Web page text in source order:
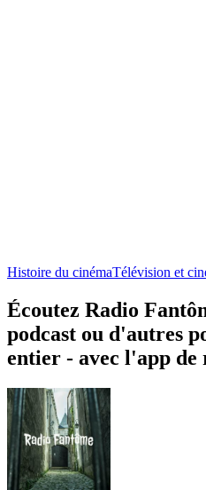
Histoire du cinémaTélévision et
Écoutez Radio
podcast ou d'autres
entier - avec l'app